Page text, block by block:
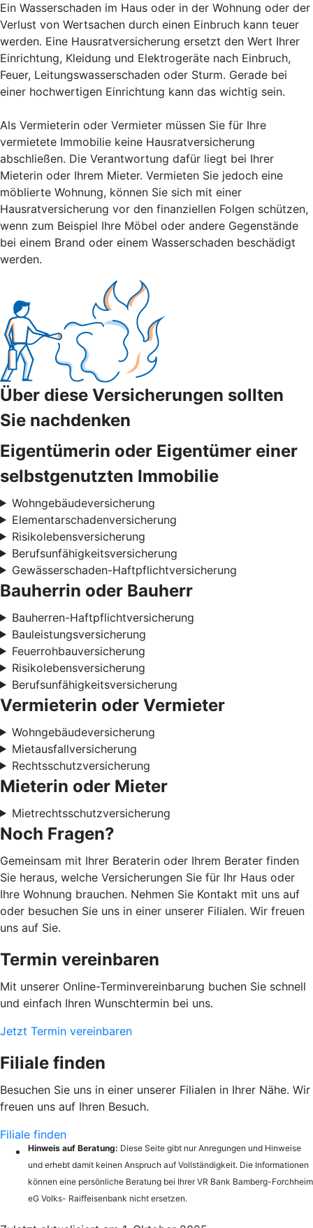
Ein Wasserschaden im Haus oder in der Wohnung oder der
Verlust von Wertsachen durch einen Einbruch kann teuer
werden. Eine Hausratversicherung ersetzt den Wert Ihrer
Einrichtung, Kleidung und Elektrogeräte nach Einbruch,
Feuer, Leitungswasserschaden oder Sturm. Gerade bei
einer hochwertigen Einrichtung kann das wichtig sein.
Als Vermieterin oder Vermieter müssen Sie für Ihre
vermietete Immobilie keine Hausratversicherung
abschließen. Die Verantwortung dafür liegt bei Ihrer
Mieterin oder Ihrem Mieter. Vermieten Sie jedoch eine
möblierte Wohnung, können Sie sich mit einer
Hausratversicherung vor den finanziellen Folgen schützen,
wenn zum Beispiel Ihre Möbel oder andere Gegenstände
bei einem Brand oder einem Wasserschaden beschädigt
werden.
Über diese Versicherungen sollten
Sie nachdenken
Eigentümerin oder Eigentümer einer
selbstgenutzten Immobilie
Wohngebäudeversicherung
Elementarschadenversicherung
Risikolebensversicherung
Berufsunfähigkeitsversicherung
Gewässerschaden-Haftpflichtversicherung
Bauherrin oder Bauherr
Bauherren-Haftpflichtversicherung
Bauleistungsversicherung
Feuerrohbauversicherung
Risikolebensversicherung
Berufsunfähigkeitsversicherung
Vermieterin oder Vermieter
Wohngebäudeversicherung
Mietausfallversicherung
Rechtsschutzversicherung
Mieterin oder Mieter
Mietrechtsschutzversicherung
Noch Fragen?
Gemeinsam mit Ihrer Beraterin oder Ihrem Berater finden
Sie heraus, welche Versicherungen Sie für Ihr Haus oder
Ihre Wohnung brauchen. Nehmen Sie Kontakt mit uns auf
oder besuchen Sie uns in einer unserer Filialen. Wir freuen
uns auf Sie.
Termin vereinbaren
Mit unserer Online-Terminvereinbarung buchen Sie schnell
und einfach Ihren Wunschtermin bei uns.
Jetzt Termin vereinbaren
Filiale finden
Besuchen Sie uns in einer unserer Filialen in Ihrer Nähe. Wir
freuen uns auf Ihren Besuch.
Filiale finden
Hinweis auf Beratung: Diese Seite gibt nur Anregungen und Hinweise
und erhebt damit keinen Anspruch auf Vollständigkeit. Die Informationen
können eine persönliche Beratung bei Ihrer VR Bank Bamberg-Forchheim
eG Volks- Raiffeisenbank nicht ersetzen.